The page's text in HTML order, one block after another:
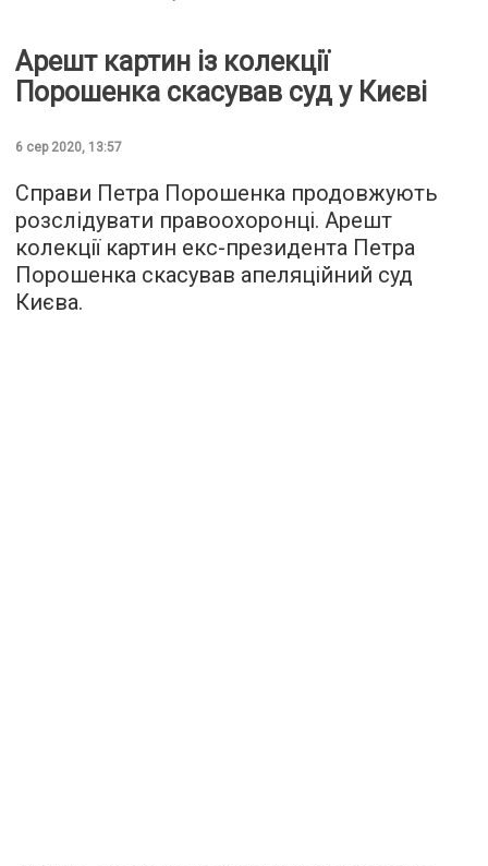
Арешт картин із колекції
Порошенка скасував суд у Києві
6 сер 2020, 13:57
Справи Петра Порошенка продовжують
розслідувати правоохоронці. Арешт
колекції картин екс-президента Петра
Порошенка скасував апеляційний суд
Києва.